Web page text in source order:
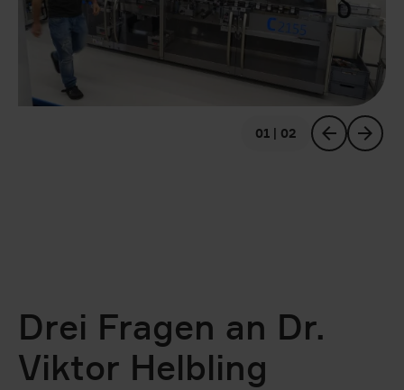
01 | 02 vorherigesnächstes
Drei Fragen an Dr.
Viktor Helbling